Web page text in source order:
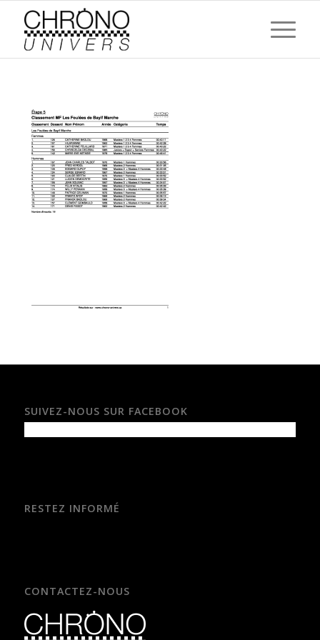
SUIVEZ-NOUS SUR FACEBOOK
RESTEZ INFORMÉ
CONTACTEZ-NOUS